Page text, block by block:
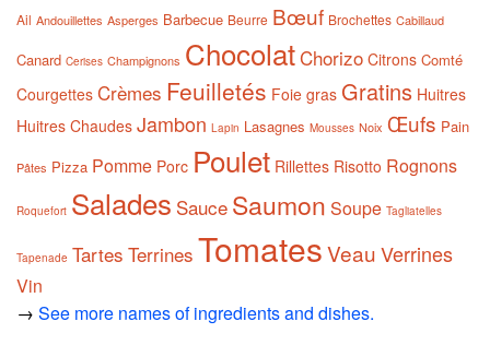
Ail Andouillettes Asperges Barbecue Beurre Bœuf Brochettes Cabillaud
Canard Cerises Champignons ChocolatChorizo Citrons Comté
Courgettes Crèmes Feuilletés Foie gras Gratins Huitres
Huitres Chaudes Jambon Lapin Lasagnes Mousses Noix Œufs Pain
Pâtes Pizza Pomme Porc Poulet Rillettes Risotto Rognons
Roquefort Salades Sauce Saumon Soupe Tagliatelles
Tapenade Tartes Terrines TomatesVeauVerrines
Vin
→ See more names of ingredients and dishes.